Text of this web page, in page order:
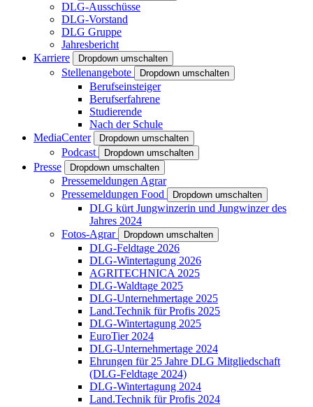
DLG-Ausschüsse
DLG-Vorstand
DLG Gruppe
Jahresbericht
Karriere
Dropdown umschalten
Stellenangebote Dropdown umschalten
Berufseinsteiger
Berufserfahrene
Studierende
Nach der Schule
MediaCenter
Dropdown umschalten
Podcast Dropdown umschalten
Presse Dropdown umschalten
Pressemeldungen Agrar
Pressemeldungen Food
Dropdown umschalten
DLG kürt Jungwinzerin und Jungwinzer des
Jahres 2024
Fotos-Agrar
Dropdown umschalten
DLG-Feldtage 2026
DLG-Wintertagung 2026
AGRITECHNICA 2025
DLG-Waldtage 2025
DLG-Unternehmertage 2025
Land.Technik für Profis 2025
DLG-Wintertagung 2025
EuroTier 2024
DLG-Unternehmertage 2024
Ehrungen für 25 Jahre DLG Mitgliedschaft
(DLG-Feldtage 2024)
DLG-Wintertagung 2024
Land.Technik für Profis 2024